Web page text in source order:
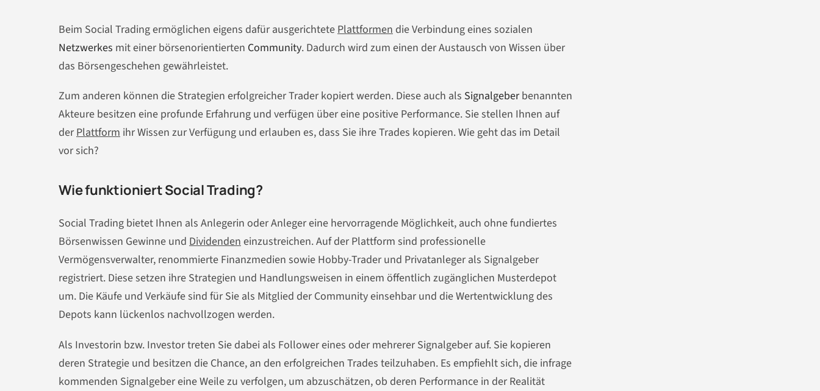
Beim Social Trading ermöglichen eigens dafür ausgerichtete Plattformen die Verbindung eines sozialen
Netzwerkes mit einer börsenorientierten Community. Dadurch wird zum einen der Austausch von Wissen über
das Börsengeschehen gewährleistet.
Zum anderen können die Strategien erfolgreicher Trader kopiert werden. Diese auch als Signalgeberbenannten
Akteure besitzen eine profunde Erfahrung und verfügen über eine positive Performance. Sie stellen Ihnen auf
derPlattform ihr Wissen zur Verfügung und erlauben es, dass Sie ihre Trades kopieren. Wie geht das im Detail
vor sich?
Wie funktioniert Social Trading?
Social Trading bietet Ihnen als Anlegerin oder Anleger eine hervorragende Möglichkeit, auch ohne fundiertes
Börsenwissen Gewinne und Dividenden einzustreichen. Auf der Plattform sind professionelle
Vermögensverwalter, renommierte Finanzmedien sowie Hobby-Trader und Privatanleger als Signalgeber
registriert. Diese setzen ihre Strategien und Handlungsweisen in einem öffentlich zugänglichen Musterdepot
um. Die Käufe und Verkäufe sind für Sie als Mitglied der Community einsehbar und die Wertentwicklung des
Depots kann lückenlos nachvollzogen werden.
Als Investorin bzw. Investor treten Sie dabei als Follower eines oder mehrerer Signalgeber auf. Sie kopieren
deren Strategie und besitzen die Chance, an den erfolgreichen Trades teilzuhaben. Es empfiehlt sich, die infrage
kommenden Signalgeber eine Weile zu verfolgen, um abzuschätzen, ob deren Performance in der Realität